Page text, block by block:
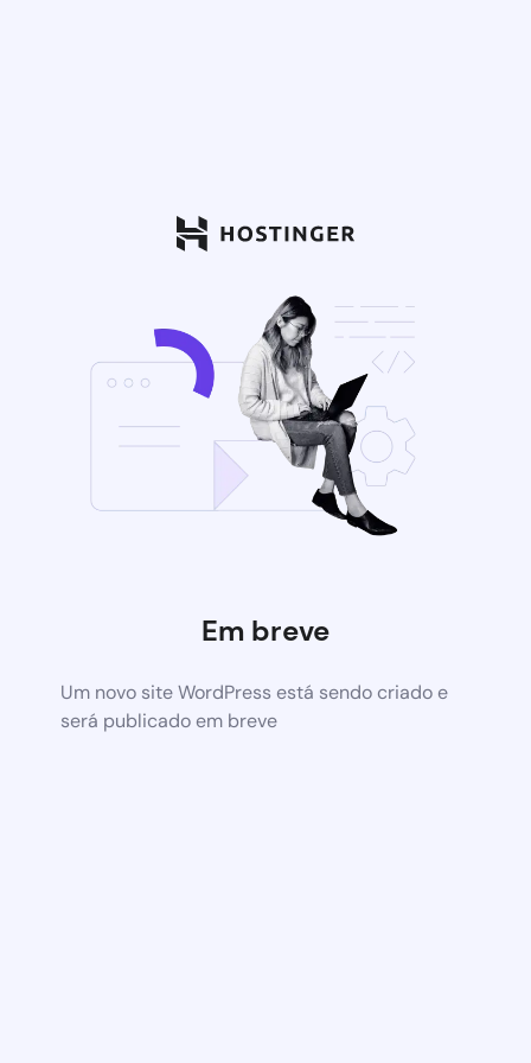
Em breve
Um novo site WordPress está sendo criado e
será publicado em breve